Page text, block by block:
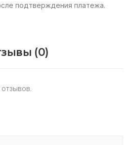
подтверждения платежа.
(0)